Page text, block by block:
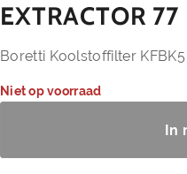
EXTRACTOR 77
Boretti Koolstoffilter KFBK5
Niet op voorraad
In